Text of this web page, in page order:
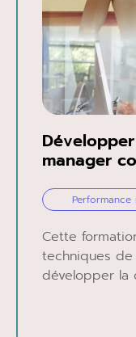
manager
Performance
Cette
techniques
développer la